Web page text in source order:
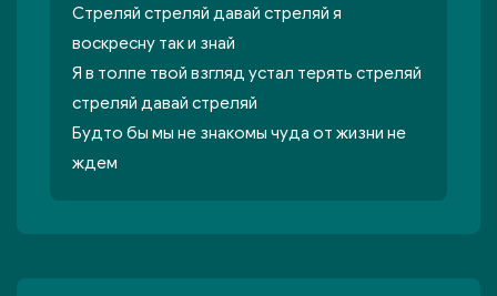
Стреляй стреляй давай стреляй я
воскресну так и знай
Я в толпе твой взгляд устал терять стреляй
стреляй давай стреляй
Будто бы мы не знакомы чуда от жизни не
ждем